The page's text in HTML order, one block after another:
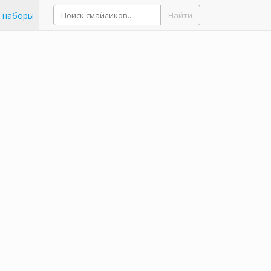
наборы Найти